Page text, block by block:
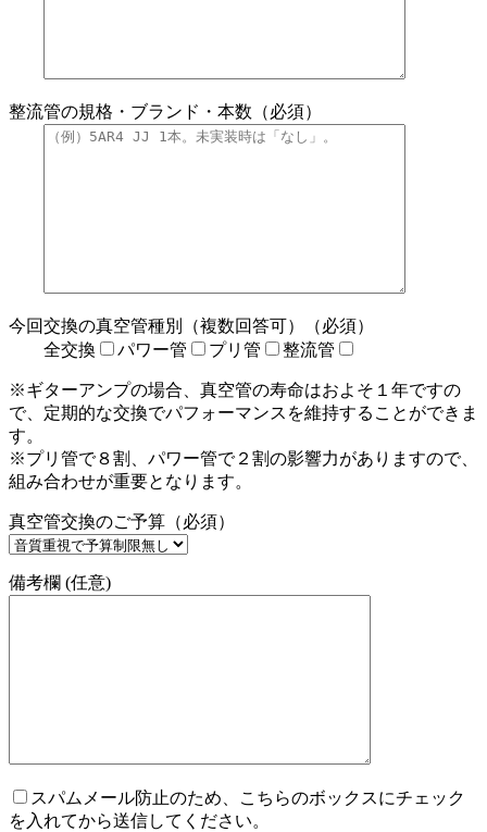
整流管の規格・ブランド・本数（必須）
今回交換の真空管種別（複数回答可）（必須）
全交換
パワー管 プリ管 整流管
※ギターアンプの場合、真空管の寿命はおよそ１年ですの
で、定期的な交換でパフォーマンスを維持することができま
す。
※プリ管で８割、パワー管で２割の影響力がありますので、
組み合わせが重要となります。
真空管交換のご予算（必須）
備考欄 (任意)
スパムメール防止のため、こちらのボックスにチェック
を入れてから送信してください。